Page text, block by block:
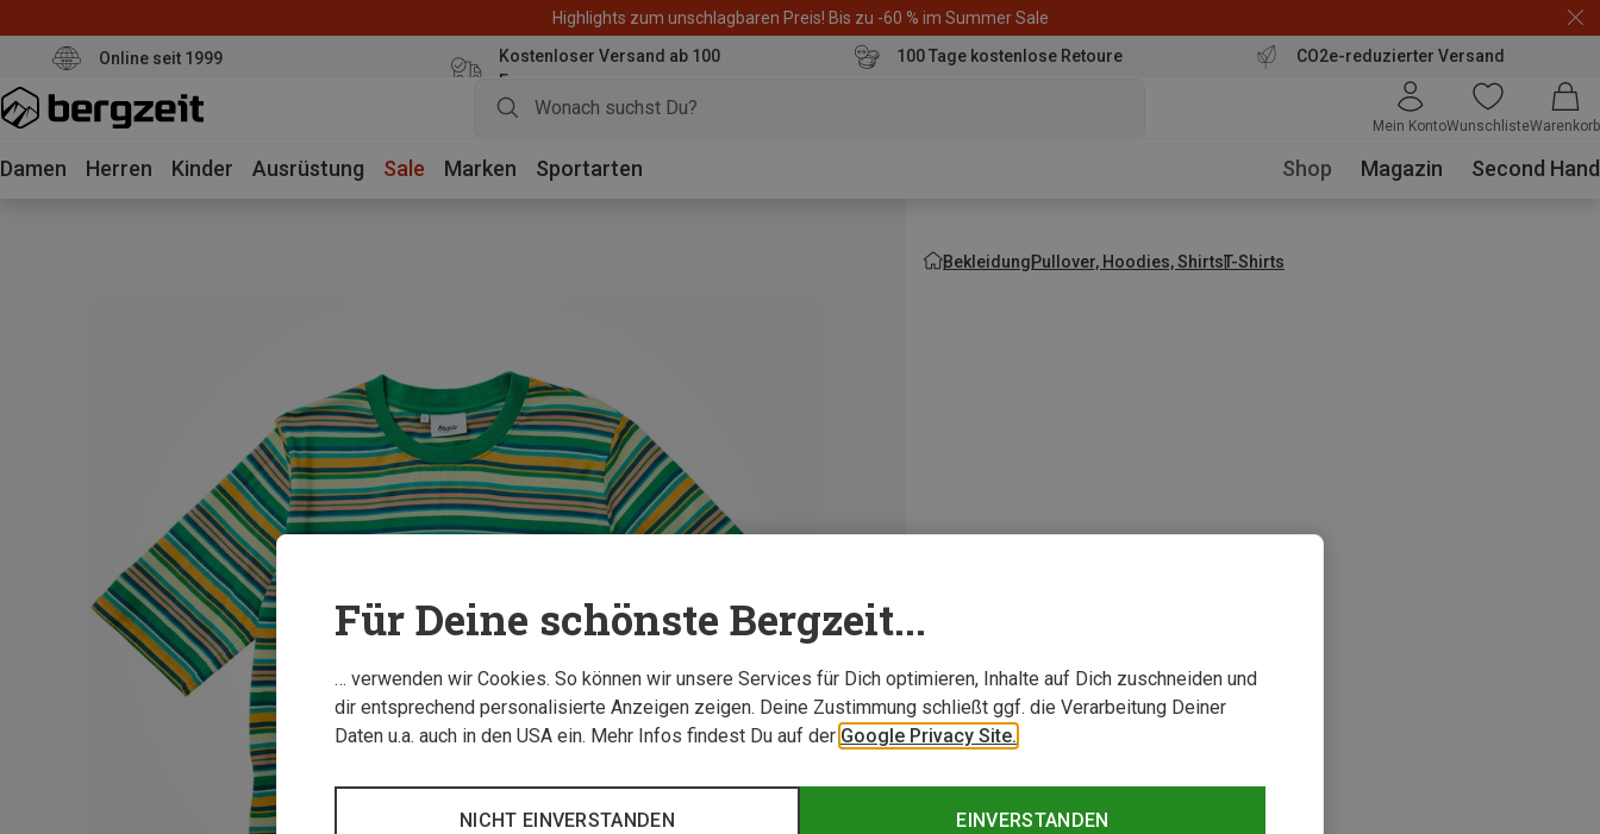
Highlights zum unschlagbaren Preis! Bis zu -60 % im Summer Sale
Online seit 1999
Kostenloser Versand ab 100
Euro
100 Tage kostenlose Retoure CO2e-reduzierter Versand
Mein KontoWunschlisteWarenkorb
Damen Herren Kinder Ausrüstung Sale Marken Sportarten Shop Magazin Second Hand
BekleidungPullover, Hoodies, ShirtsT-Shirts
Für Deine schönste Bergzeit...
… verwenden wir Cookies. So können wir unsere Services für Dich optimieren, Inhalte auf Dich zuschneiden und
dir entsprechend personalisierte Anzeigen zeigen. Deine Zustimmung schließt ggf. die Verarbeitung Deiner
Daten u.a. auch in den USA ein. Mehr Infos findest Du auf der Google Privacy Site.
EINVERSTANDEN
NICHT EINVERSTANDEN